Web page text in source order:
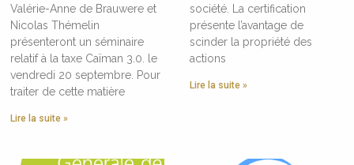
Valérie-Anne de Brauwere et
Nicolas Thémelin
présenteront un séminaire
relatif à la taxe Caïman 3.0. le
vendredi 20 septembre. Pour
traiter de cette matière
Lire la suite »
société. La certification
présente l’avantage de
scinder la propriété des
actions
Lire la suite »